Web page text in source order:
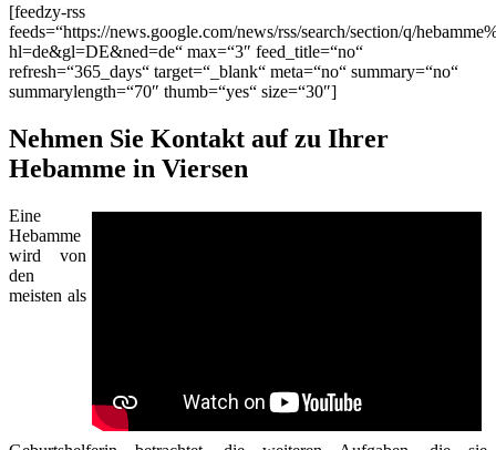
[feedzy-rss
feeds=“https://news.google.com/news/rss/search/section/q/
hl=de&gl=DE&ned=de“ max=“3″ feed_title=“no“
refresh=“365_days“ target=“_blank“ meta=“no“ summary=“no“
summarylength=“70″ thumb=“yes“ size=“30″]
Nehmen Sie Kontakt auf zu Ihrer
Hebamme in Viersen
Eine
Hebamme
wird von
den
meisten als